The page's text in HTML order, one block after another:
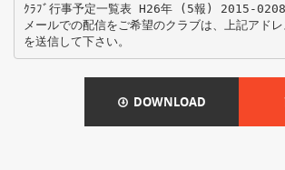
ｸﾗﾌﾞ行事予定一覧表 H26年 (5報) 2015-
メールでの配信をご希望のクラブは、上記アド
DOWNLOAD